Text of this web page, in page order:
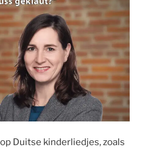
Duitse kinderliedjes, zoals